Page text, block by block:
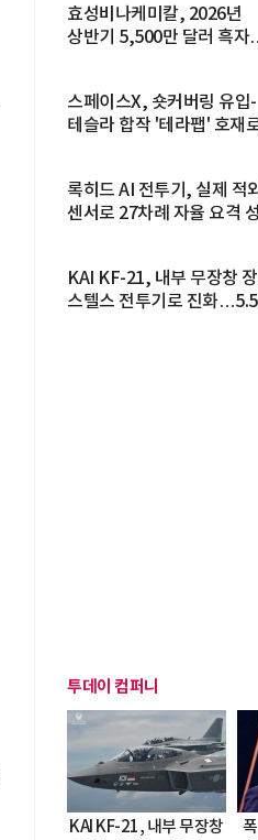
효성비나케미칼, 2026년
상반기 5,500만 달러 흑자
스페이스X, 숏커버링 유입-
테슬라 합작 '테라팹' 호재
록히드 AI 전투기, 실제 적
센서로 27차례 자율 요격
KAI KF-21, 내부 무장창
스텔스 전투기로 진화
투데이 컴퍼니
KAI KF-21, 내부 무장창